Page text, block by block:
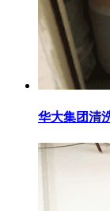
华大集团清